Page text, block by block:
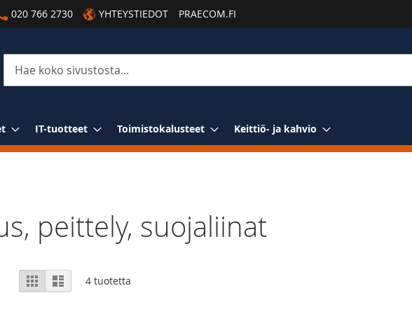
020 766 2730 YHTEYSTIEDOT PRAECOM.FI
Haku
IT-tuotteet Toimistokalusteet Keittiö- ja kahvio
peittely, suojaliinat
View
as
RuudukkoLuettelo
4 tuotetta